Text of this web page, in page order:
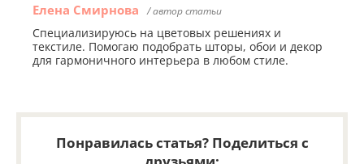
Елена Смирнова / автор статьи
Специализируюсь на цветовых решениях и
текстиле. Помогаю подобрать шторы, обои и декор
для гармоничного интерьера в любом стиле.
Понравилась статья? Поделиться с